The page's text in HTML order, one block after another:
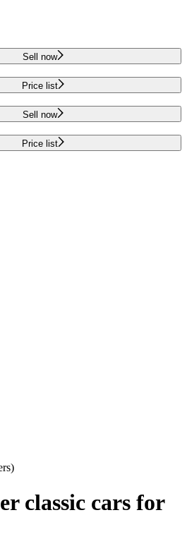
Sell now
Price list
Sell now
Price list
classic cars for